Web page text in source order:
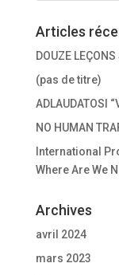
Articles
DOUZE
(pas de titre)
ADLAUDATOSI
NO HUMAN
International
Where Are We
Archives
avril 2024
mars 2023